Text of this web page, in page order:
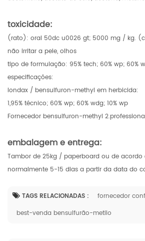
toxicidade:
(rato): oral 50dc u0026 gt; 5000 mg / kg.
não irritar a pele, olhos
tipo de formulação: 95% tech; 60% wp; 60%
especificações:
londax / bensulfuron-methyl em herbicida:
1,95% técnico; 60% wp; 60% wdg; 10% wp
Fornecedor bensulfuron-methyl
embalagem e entrega:
Tambor de 25kg / paperboard ou de acordo
normalmente 5-15 dias a partir da data do
TAGS RELACIONADAS : fornecedor
best-venda bensulfurão-metilo